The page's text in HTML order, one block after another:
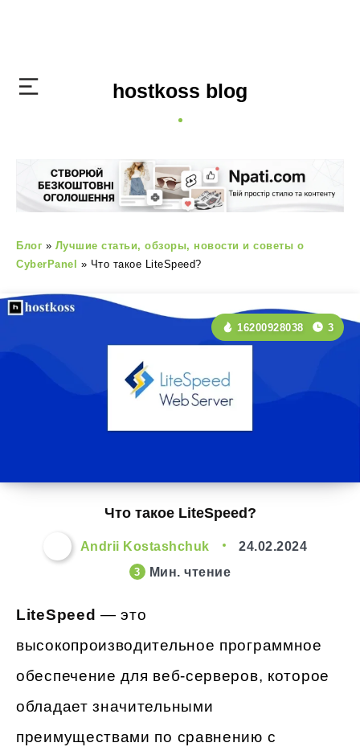
hostkoss blog
Блог » Лучшие статьи, обзоры, новости и советы о
CyberPanel » Что такое LiteSpeed?
Что такое LiteSpeed?
16200928038 3
Andrii Kostashchuk 24.02.2024
3 Мин. чтение
LiteSpeed — это
высокопроизводительное программное
обеспечение для веб-серверов, которое
обладает значительными
преимуществами по сравнению с